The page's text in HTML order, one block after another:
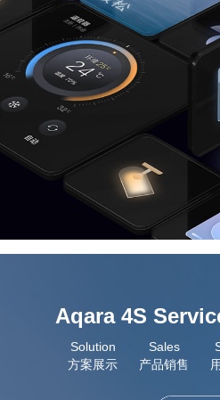
Aqara 4S
Solution
方案展示
Sales
产品销售